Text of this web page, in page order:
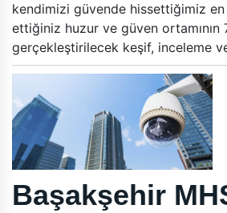
kendimizi güvende hissettiğimiz en
ettiğiniz huzur ve güven
gerçekleştirilecek keşif, inceleme
Başakşehir